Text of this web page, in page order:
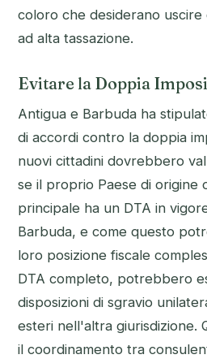
coloro che desiderano uscire
ad alta tassazione.
Evitare la Doppia
Antigua e Barbuda ha
di accordi contro la doppia
nuovi cittadini dovrebbero
se il proprio Paese di origine
principale ha un DTA in
Barbuda, e come questo
loro posizione fiscale
DTA completo, potrebbero
disposizioni di sgravio
esteri nell'altra giurisdizione.
il coordinamento tra